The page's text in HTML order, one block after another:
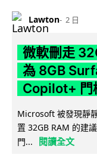
Lawton 2 日
微軟刪走
為 8GB
Copilot+ 門
Microsoft 被發現靜
置 32GB RAM 的建
門...
閱讀全文